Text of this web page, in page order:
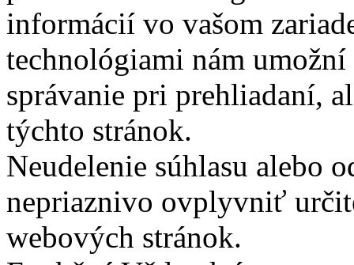
informácií vo vašom
technológiami nám
správanie pri prehliadaní,
týchto stránok.
Neudelenie súhlasu alebo
nepriaznivo ovplyvniť
webových stránok.